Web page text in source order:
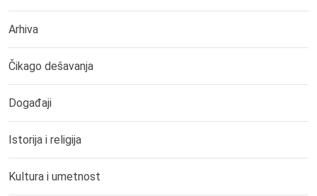
Arhiva
Čikago dešavanja
Događaji
Istorija i religija
Kultura i umetnost